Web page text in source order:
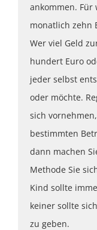
ankommen.
monatlich zehn
Wer viel Geld
hundert Euro
jeder selbst
oder möchte.
sich
bestimmten
dann machen
Methode Sie
Kind sollte
keiner sollte
zu geben.